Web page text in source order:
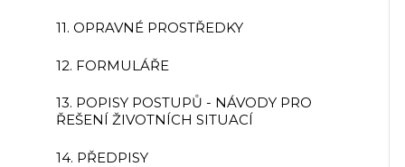
11. OPRAVNÉ PROSTŘEDKY
12. FORMULÁŘE
13. POPISY POSTUPŮ - NÁVODY PRO
ŘEŠENÍ ŽIVOTNÍCH SITUACÍ
14. PŘEDPISY